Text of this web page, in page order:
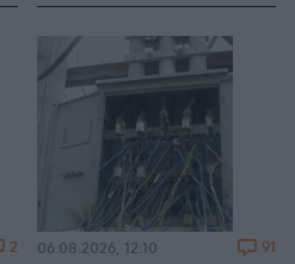
2 06.08.2026, 12:10 91